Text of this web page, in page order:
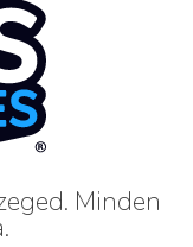
Minden